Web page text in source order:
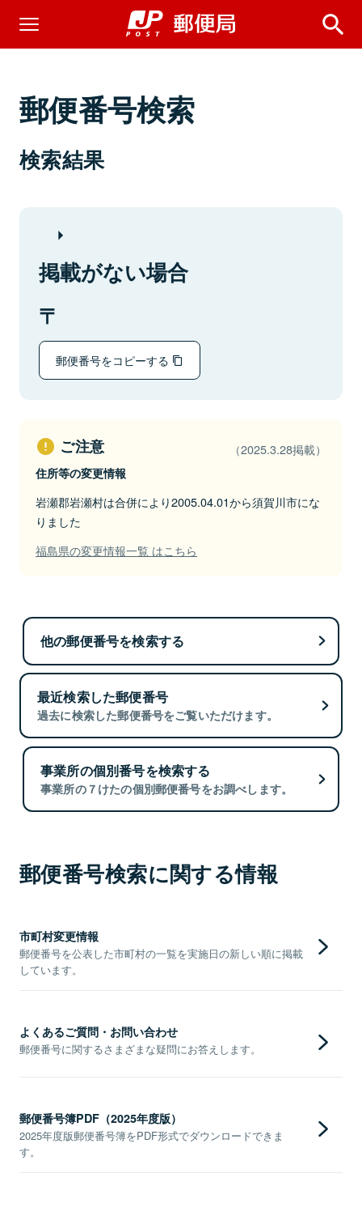
郵便番号検索
検索結果
掲載がない場合
郵便番号をコピーする
ご注意 （2025.3.28掲載）
住所等の変更情報
岩瀬郡岩瀬村は合併により2005.04.01から須賀川市にな
りました
福島県の変更情報一覧 はこちら
他の郵便番号を検索する
最近検索した郵便番号
過去に検索した郵便番号をご覧いただけます。
事業所の個別番号を検索する
事業所の７けたの個別郵便番号をお調べします。
郵便番号検索に関する情報
市町村変更情報
郵便番号を公表した市町村の一覧を実施日の新しい順に掲載
しています。
よくあるご質問・お問い合わせ
郵便番号に関するさまざまな疑問にお答えします。
郵便番号簿PDF（2025年度版）
2025年度版郵便番号簿をPDF形式でダウンロードできま
す。